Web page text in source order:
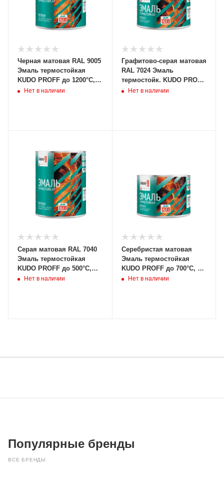
Черная матовая RAL 9005
Эмаль термостойкая
KUDO PROFF до 1200°С,
0,8кг, KUB-5001-08
Нет в наличии
Графитово-серая матовая
RAL 7024 Эмаль
термостойк. KUDO PROFF
до 500С,0,4 кг, KUB-5005-
Нет в наличии
Серая матовая RAL 7040
Эмаль термостойкая
KUDO PROFF до 500°С,
0,8кг, KUB-5002-08
Нет в наличии
Серебристая матовая
Эмаль термостойкая
KUDO PROFF до 700°С, 0,4
Нет в наличии
Популярные бренды
ВСЕ БРЕНДЫ